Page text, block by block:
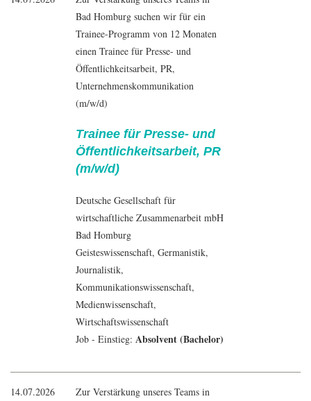
Bad Homburg suchen wir für ein
Trainee-Programm von 12 Monaten
einen Trainee für Presse- und
Öffentlichkeitsarbeit, PR,
Unternehmenskommunikation
(m/w/d)
Trainee für Presse- und
Öffentlichkeitsarbeit, PR
(m/w/d)
Deutsche Gesellschaft für
wirtschaftliche Zusammenarbeit mbH
Bad Homburg
Geisteswissenschaft, Germanistik,
Journalistik,
Kommunikationswissenschaft,
Medienwissenschaft,
Wirtschaftswissenschaft
Job - Einstieg: Absolvent (Bachelor)
14.07.2026
Zur Verstärkung unseres Teams in